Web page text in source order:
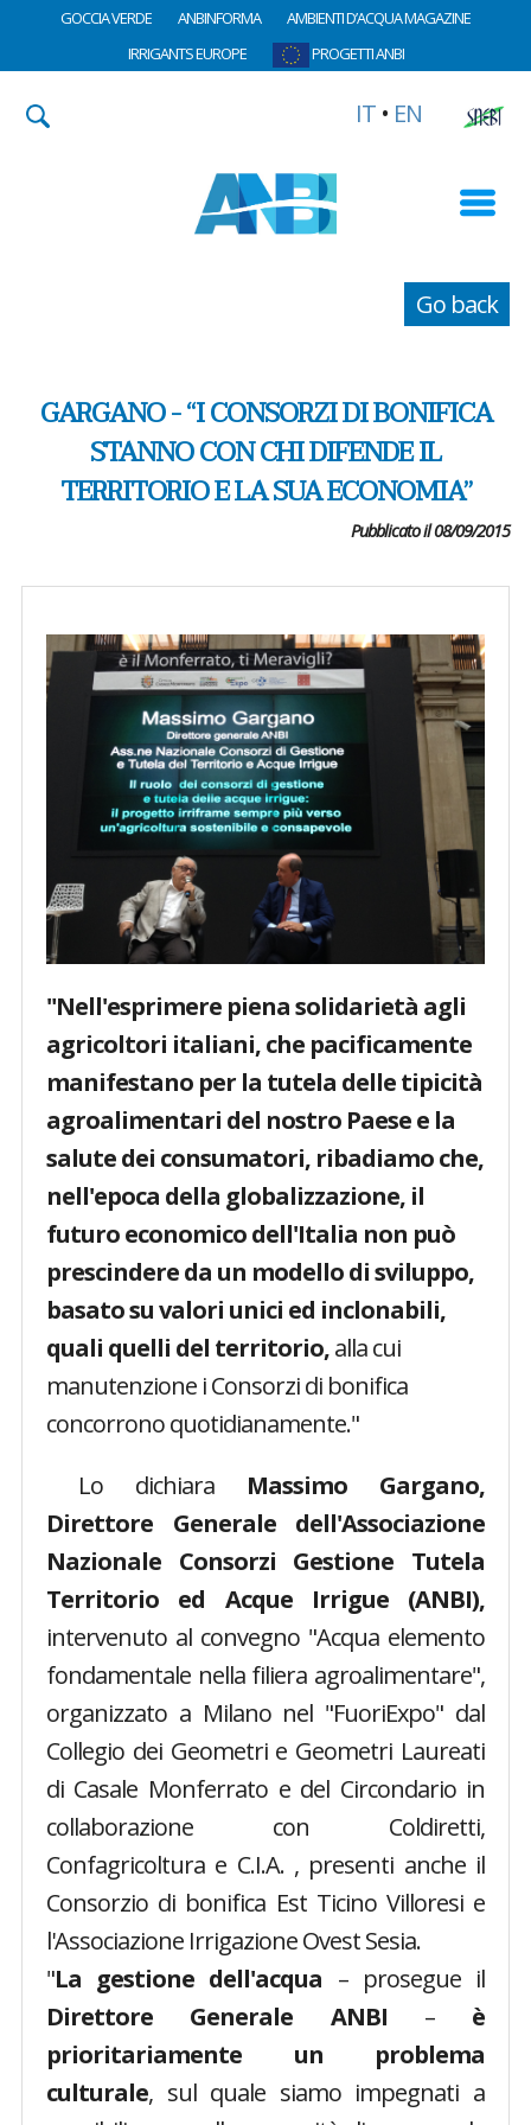
GOCCIA VERDE ANBINFORMA
AMBIENTI D’ACQUA MAGAZINE
IRRIGANTS EUROPE
PROGETTI ANBI
IT • EN
Go back
GARGANO - “I CONSORZI DI BONIFICA
STANNO CON CHI DIFENDE IL
TERRITORIO E LA SUA ECONOMIA”
Pubblicato il 08/09/2015
"Nell'esprimere piena solidarietà agli
agricoltori italiani, che pacificamente
manifestano per la tutela delle tipicità
agroalimentari del nostro Paese e la
salute dei consumatori, ribadiamo che,
nell'epoca della globalizzazione, il
futuro economico dell'Italia non può
prescindere da un modello di sviluppo,
basato su valori unici ed inclonabili,
quali quelli del territorio,alla cui
manutenzione i Consorzi di bonifica
concorrono quotidianamente."
Lo dichiara Massimo Gargano,
Direttore Generale dell'Associazione
Nazionale Consorzi Gestione Tutela
Territorio ed Acque Irrigue (ANBI),
intervenuto al convegno "Acqua elemento
fondamentale nella filiera agroalimentare",
organizzato a Milano nel "FuoriExpo" dal
Collegio dei Geometri e Geometri Laureati
di Casale Monferrato e del Circondario in
collaborazione con Coldiretti,
Confagricoltura e C.I.A. , presenti anche il
Consorzio di bonifica Est Ticino Villoresi e
l'Associazione Irrigazione Ovest Sesia.
"La gestione dell'acqua – prosegue il
Direttore Generale ANBI – è
prioritariamente un problema
culturale, sul quale siamo impegnati a